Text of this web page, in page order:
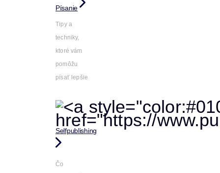
Písanie
Tipy a
techniky,
ktoré vám
pomôžu
písať lepšie
Selfpublishing
Čo